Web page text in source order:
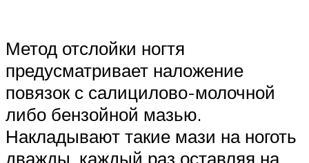
Метод отслойки ногтя
предусматривает наложение
повязок с салицилово-молочной
либо бензойной мазью.
Накладывают такие мази на ноготь
дважды, каждый раз оставляя на